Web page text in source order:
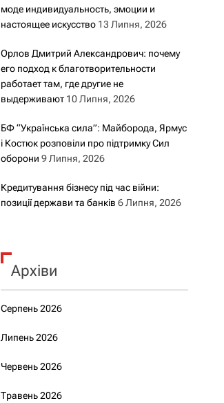
моде индивидуальность, эмоции и
настоящее искусство 13 Липня, 2026
Орлов Дмитрий Александрович: почему
его подход к благотворительности
работает там, где другие не
выдерживают 10 Липня, 2026
БФ “Українська сила”: Майборода, Ярмус
і Костюк розповіли про підтримку Сил
оборони 9 Липня, 2026
Кредитування бізнесу під час війни:
позиції держави та банків 6 Липня, 2026
Архіви
Серпень 2026
Липень 2026
Червень 2026
Травень 2026